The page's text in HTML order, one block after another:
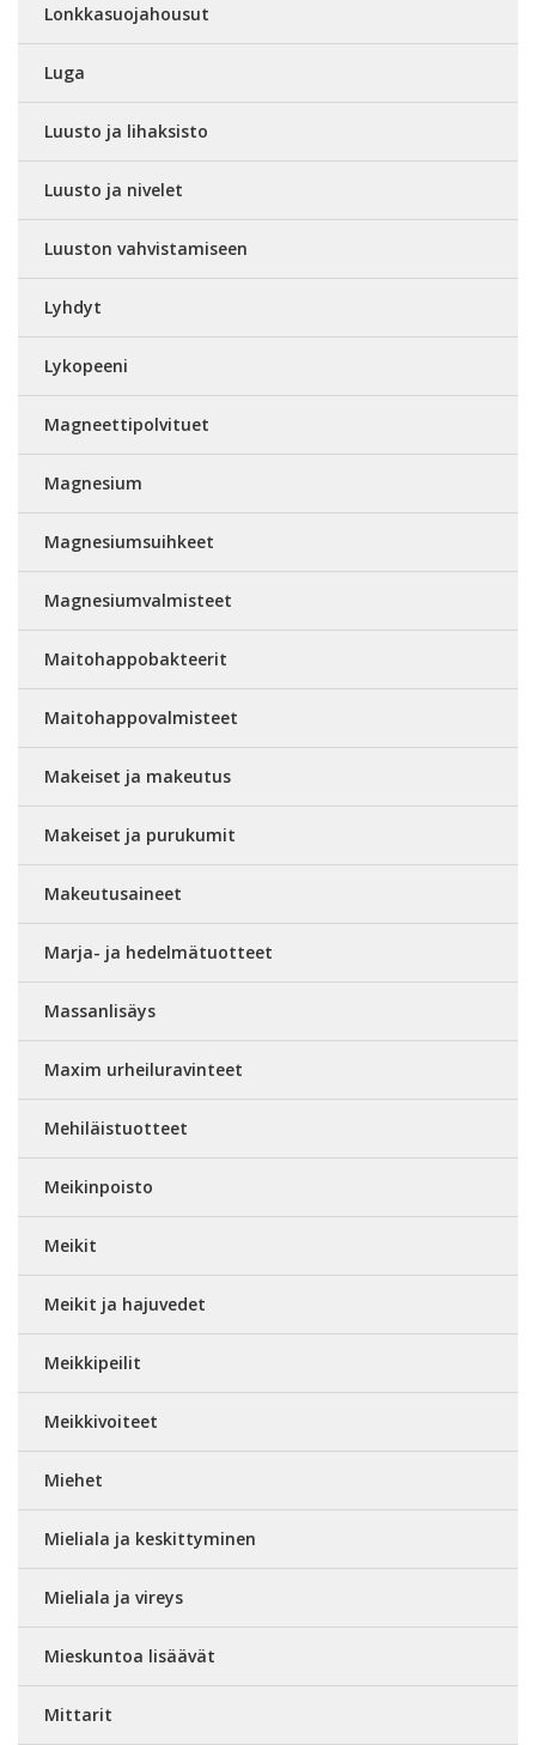
Lonkkasuojahousut
Luga
Luusto ja lihaksisto
Luusto ja nivelet
Luuston vahvistamiseen
Lyhdyt
Lykopeeni
Magneettipolvituet
Magnesium
Magnesiumsuihkeet
Magnesiumvalmisteet
Maitohappobakteerit
Maitohappovalmisteet
Makeiset ja makeutus
Makeiset ja purukumit
Makeutusaineet
Marja- ja hedelmätuotteet
Massanlisäys
Maxim urheiluravinteet
Mehiläistuotteet
Meikinpoisto
Meikit
Meikit ja hajuvedet
Meikkipeilit
Meikkivoiteet
Miehet
Mieliala ja keskittyminen
Mieliala ja vireys
Mieskuntoa lisäävät
Mittarit